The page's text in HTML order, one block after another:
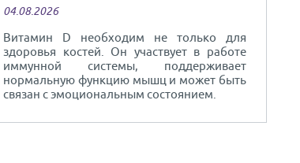
04.08.2026
Витамин D необходим не только для
здоровья костей. Он участвует в работе
иммунной системы, поддерживает
нормальную функцию мышц и может быть
связан с эмоциональным состоянием.